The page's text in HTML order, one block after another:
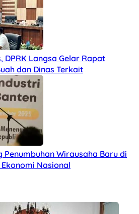
DPRK Langsa Gelar Rapat
dan Dinas Terkait
Penumbuhan Wirausaha Baru di
Nasional